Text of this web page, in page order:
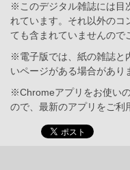
※このデジタル雑誌には目
れています。それ以外のコ
ても含まれていませんので
※電子版では、紙の雑誌と
いページがある場合があり
※Chromeアプリをお使い
ので、最新のアプリをご利